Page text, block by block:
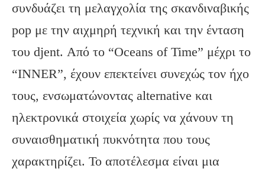
συνδυάζει τη μελαγχολία της σκανδιναβικής
pop με την αιχμηρή τεχνική και την ένταση
του djent. Από το “Oceans of Time” μέχρι το
“INNER”, έχουν επεκτείνει συνεχώς τον ήχο
τους, ενσωματώνοντας alternative και
ηλεκτρονικά στοιχεία χωρίς να χάνουν τη
συναισθηματική πυκνότητα που τους
χαρακτηρίζει. Το αποτέλεσμα είναι μια